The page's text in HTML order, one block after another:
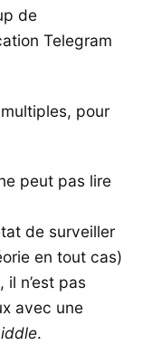
de
Telegram
pour
peut pas lire
de surveiller
en tout cas)
n’est pas
avec une
.